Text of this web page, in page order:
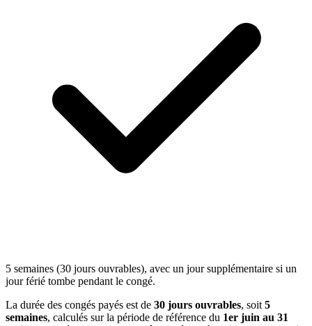
5 semaines (30 jours ouvrables), avec un jour supplémentaire si un
jour férié tombe pendant le congé.
La durée des congés payés est de 30 jours ouvrables, soit 5
semaines, calculés sur la période de référence du 1er juin au 31